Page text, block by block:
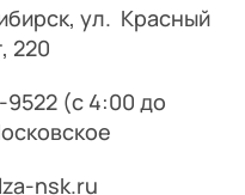
ул. Красный
220
9522 (с 4:00 до
nsk.ru